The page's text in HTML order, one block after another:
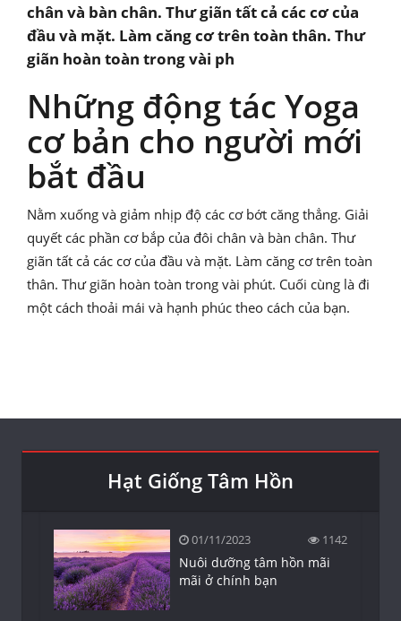
chân và bàn chân. Thư giãn tất cả các cơ của
đầu và mặt. Làm căng cơ trên toàn thân. Thư
giãn hoàn toàn trong vài ph
Những động tác Yoga
cơ bản cho người mới
bắt đầu
Nằm xuống và giảm nhịp độ các cơ bớt căng thẳng. Giải
quyết các phần cơ bắp của đôi chân và bàn chân. Thư
giãn tất cả các cơ của đầu và mặt. Làm căng cơ trên toàn
thân. Thư giãn hoàn toàn trong vài phút. Cuối cùng là đi
một cách thoải mái và hạnh phúc theo cách của bạn.
Hạt Giống Tâm Hồn
01/11/2023 1142
Nuôi dưỡng tâm hồn mãi
mãi ở chính bạn